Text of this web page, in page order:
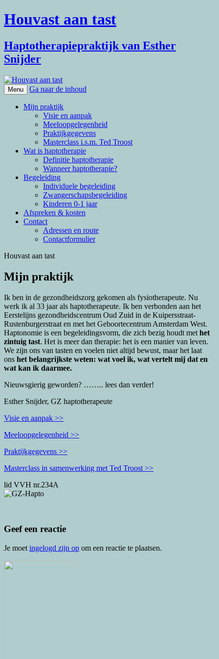
Houvast aan tast
Haptotherapiepraktijk van Esther
Snijder
Menu Ga naar de inhoud
Mijn praktijk
Visie en aanpak
Meeloopgelegenheid
Praktijkgegevens
Masterclass i.s.m. Ted Troost
Wat is haptotherapie
Definitie haptotherapie
Wanneer haptotherapie?
Begeleiding
Individuele begeleiding
Zwangerschapsbegeleiding
Kinderen 0-1 jaar
Afspreken & kosten
Contact
Adressen en route
Contactformulier
Houvast aan tast
Mijn praktijk
Ik ben in de gezondheidszorg gekomen als fysiotherapeute. Nu
werk ik al 33 jaar als haptotherapeute. Ik ben verbonden aan het
Eerstelijns gezondheidscentrum Oud Zuid in de Kuipersstraat-
Rustenburgerstraat en met het Geboortecentrum Amsterdam West.
Haptonomie is een begeleidingsvorm, die zich bezig houdt met het
zintuig tast. Het is meer dan therapie: het is een manier van leven.
We zijn ons van tasten en voelen niet altijd bewust, maar het laat
ons het belangrijkste weten: wat voel ik, wat vertelt mij dat en
wat kan ik daarmee.
Nieuwsgierig geworden? …….. lees dan verder!
Esther Snijder, GZ haptotherapeute
Visie en aanpak >>
Meeloopgelegenheid >>
Praktijkgegevens >>
Masterclass in samenwerking met Ted Troost >>
lid VVH nr.234A
Geef een reactie
Je moet ingelogd zijn op om een reactie te plaatsen.